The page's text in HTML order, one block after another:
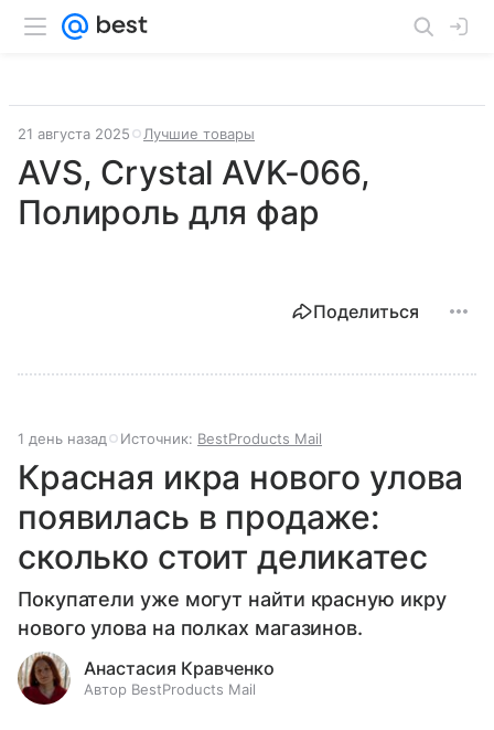
21 августа 2025 Лучшие товары
AVS, Crystal AVK-066,
Полироль для фар
Поделиться
1 день назад Источник: BestProducts Mail
Красная икра нового улова
появилась в продаже:
сколько стоит деликатес
Покупатели уже могут найти красную икру
нового улова на полках магазинов.
Анастасия Кравченко
Автор BestProducts Mail